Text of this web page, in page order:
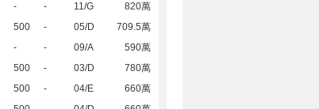
- - 11/G
820萬
500 - 05/D
709.5萬
- - 09/A
590萬
500 - 03/D
780萬
500 - 04/E
660萬